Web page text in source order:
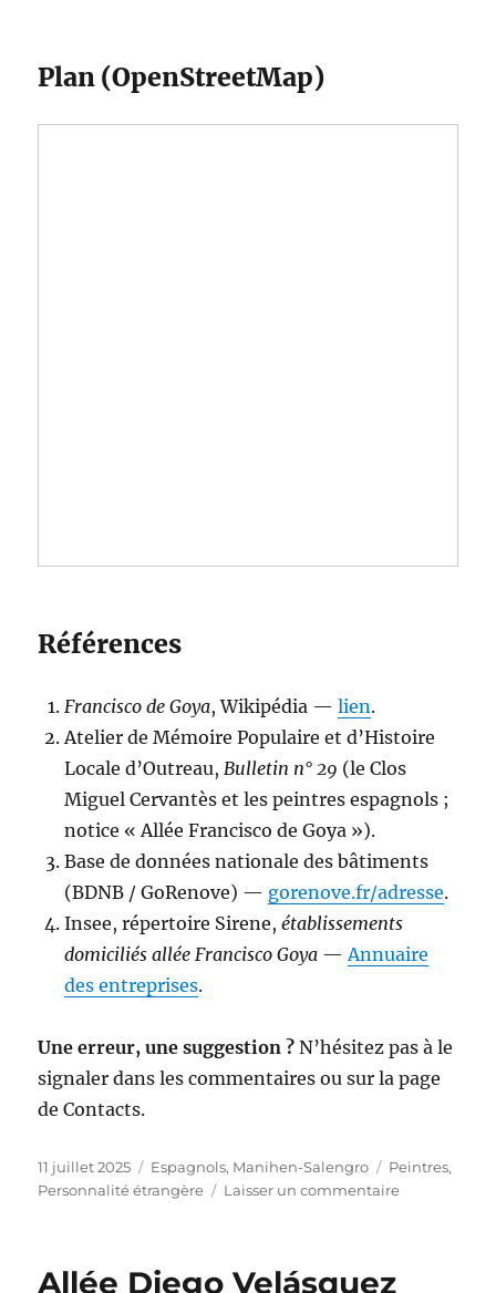
Plan (OpenStreetMap)
Références
Francisco de Goya, Wikipédia —lien.
Atelier de Mémoire Populaire et d’Histoire
Locale d’Outreau,Bulletin n° 29 (le Clos
Miguel Cervantès et les peintres espagnols ;
notice « Allée Francisco de Goya »).
Base de données nationale des bâtiments
(BDNB / GoRenove) — gorenove.fr/adresse.
Insee, répertoire Sirene,établissements
domiciliés allée Francisco Goya —Annuaire
des entreprises.
Une erreur, une suggestion ? N’hésitez pas à le
signaler dans les commentaires ou sur la page
de Contacts.
Publié
le
11 juillet 2025 Catégories
Espagnols, Manihen-Salengro Étiquettes
Peintres,
Personnalité étrangère
Laisser un commentairesur
Allée Diego Velásquez